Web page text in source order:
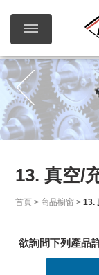
明嘉企
業有限
公司
Mercier
繁
13. 真空/
首頁 >商品櫥窗 >13.
欲詢問下列產品